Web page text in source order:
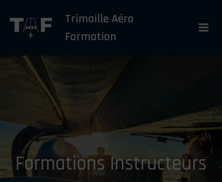
au
Trimaille Aéro
Formation
Formations Instructeurs